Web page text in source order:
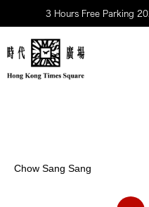
3 Hours Free Parking
Chow Sang Sang